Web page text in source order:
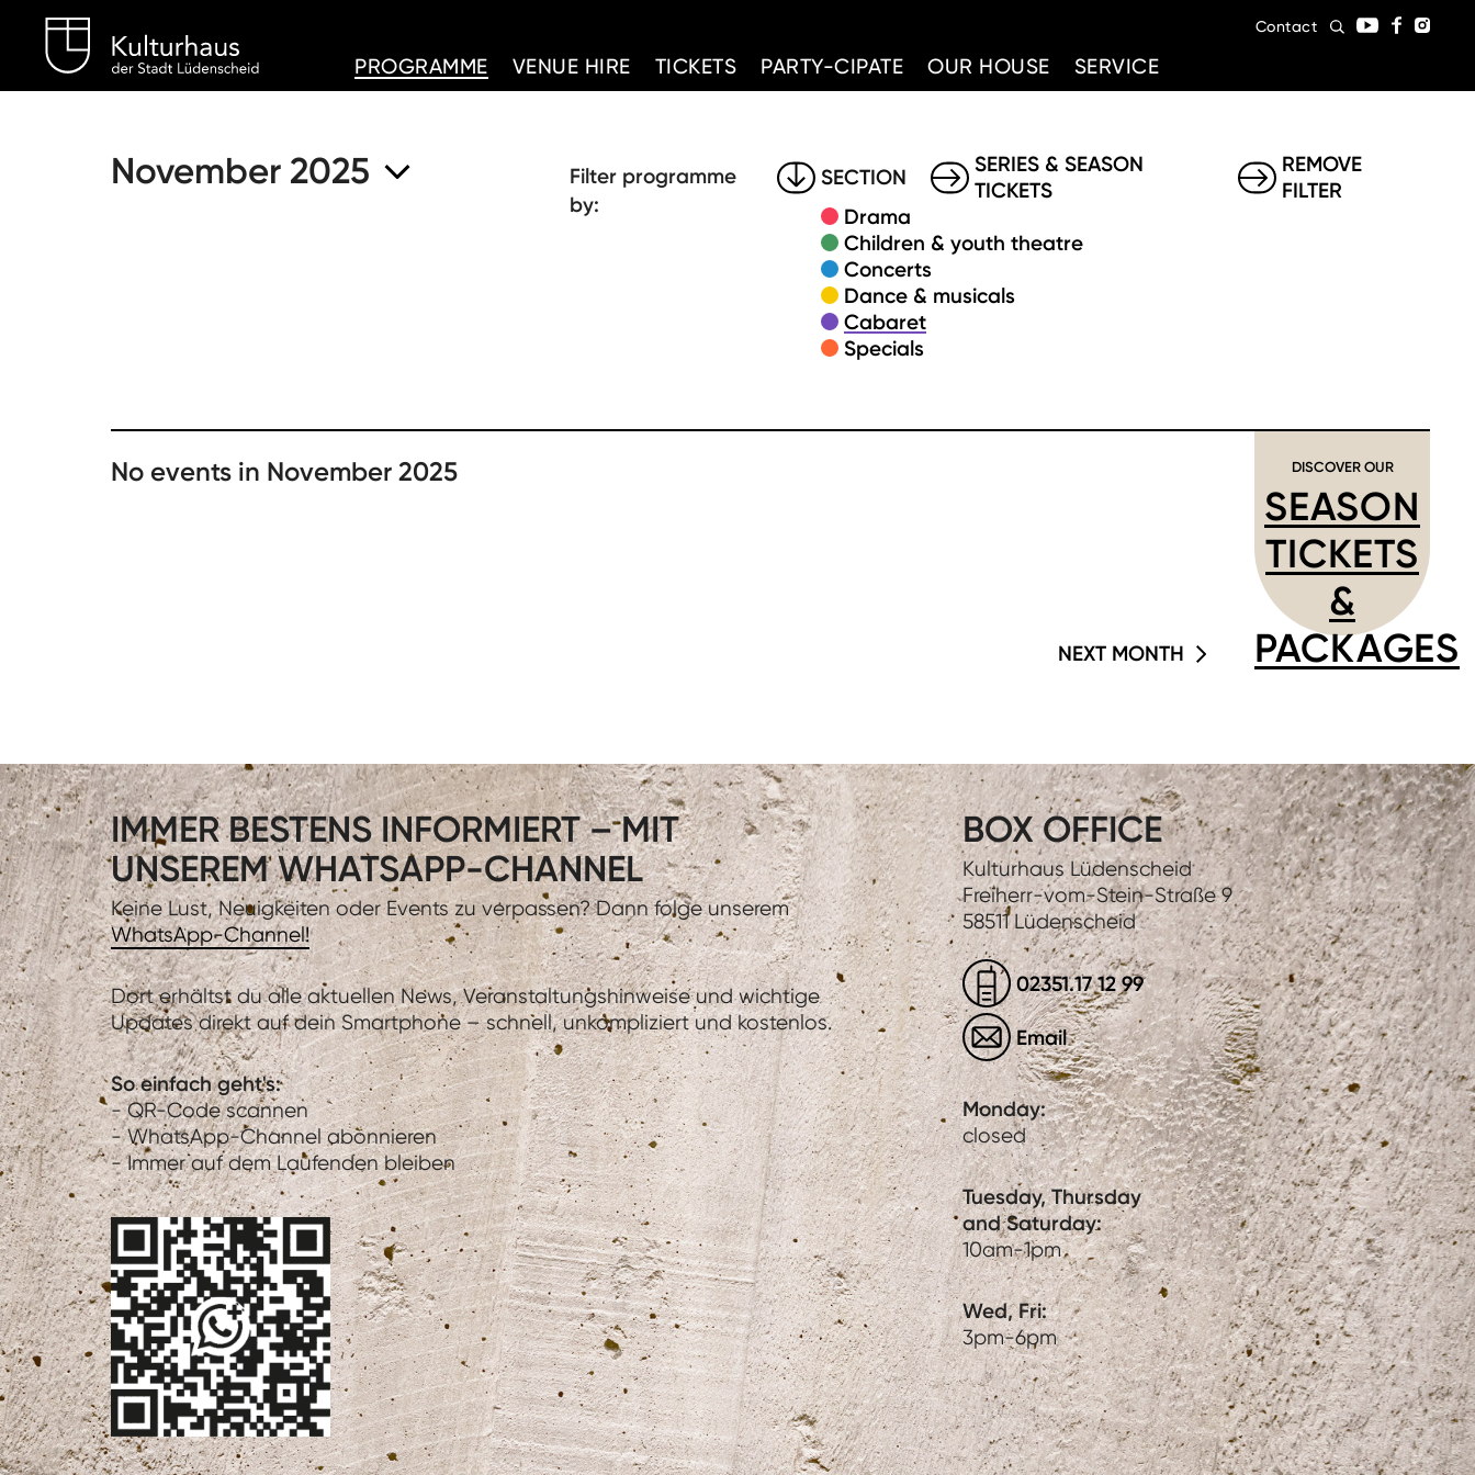
PROGRAMME
VENUE HIRE TICKETS PARTY-CIPATE OUR HOUSE SERVICE
Contact
November 2025
Filter programme
by:
SECTION
Drama
Children & youth theatre
Concerts
Dance & musicals
Cabaret
Specials
SERIES & SEASON
TICKETS
REMOVE
FILTER
No events in November 2025 DISCOVER OUR
SEASON
TICKETS
&
PACKAGES
NEXT MONTH
IMMER BESTENS INFORMIERT – MIT
UNSEREM WHATSAPP-CHANNEL
Keine Lust, Neuigkeiten oder Events zu verpassen? Dann folge unserem
WhatsApp-Channel!
Dort erhältst du alle aktuellen News, Veranstaltungshinweise und wichtige
Updates direkt auf dein Smartphone – schnell, unkompliziert und kostenlos.
So einfach geht's:
- QR-Code scannen
- WhatsApp-Channel abonnieren
- Immer auf dem Laufenden bleiben
BOX OFFICE
Kulturhaus Lüdenscheid
Freiherr-vom-Stein-Straße 9
58511 Lüdenscheid
02351.17 12 99
Email
Monday:
closed
Tuesday, Thursday
and Saturday:
10am-1pm
Wed, Fri:
3pm-6pm